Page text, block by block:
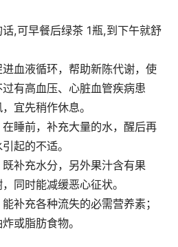
,可早餐后绿茶 1瓶,到下午就舒
血液循环，帮助新陈代谢，使
有高血压、心脏血管疾病患
宜先稍作休息。
睡前，补充大量的水，醒后再
起的不适。
补充水分，另外果汁含有果
同时能减缓恶心征状。
补充各种流失的必需营养素；
或脂肪食物。